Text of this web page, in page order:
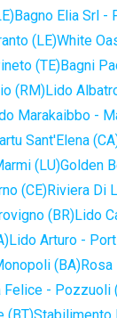
Bagno Elia Srl -
(LE)White
(TE)Bagni
(RM)Lido
Marakaibbo -
Sant'Elena
(LU)Golden
(CE)Riviera Di
(BR)Lido
Lido Arturo -
(BA)
Felice - Pozzuoli